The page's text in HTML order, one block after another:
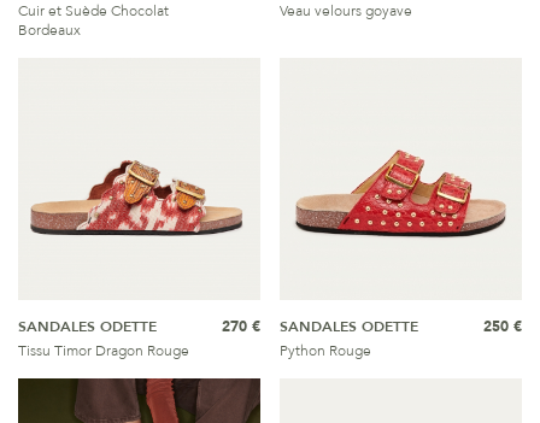
Cuir et Suède Chocolat
Bordeaux
Veau velours goyave
SANDALES ODETTE
Tissu Timor Dragon Rouge
270 €
SANDALES ODETTE
Python Rouge
250 €